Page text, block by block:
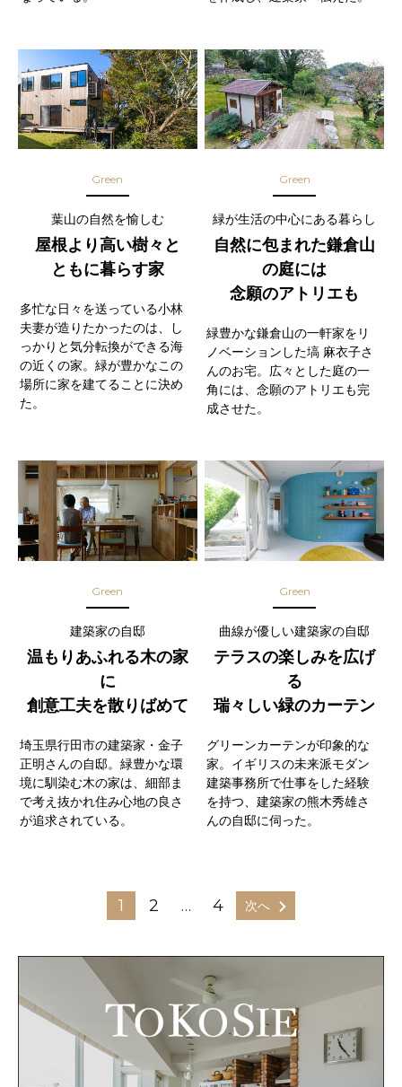
Green
葉山の自然を愉しむ
屋根より高い樹々と
ともに暮らす家
多忙な日々を送っている小林
夫妻が造りたかったのは、し
っかりと気分転換ができる海
の近くの家。緑が豊かなこの
場所に家を建てることに決め
た。
Green
緑が生活の中心にある暮らし
自然に包まれた鎌倉山
の庭には
念願のアトリエも
緑豊かな鎌倉山の一軒家をリ
ノベーションした塙 麻衣子さ
んのお宅。広々とした庭の一
角には、念願のアトリエも完
成させた。
Green
建築家の自邸
温もりあふれる木の家
に
創意工夫を散りばめて
埼玉県行田市の建築家・金子
正明さんの自邸。緑豊かな環
境に馴染む木の家は、細部ま
で考え抜かれ住み心地の良さ
が追求されている。
Green
曲線が優しい建築家の自邸
テラスの楽しみを広げ
る
瑞々しい緑のカーテン
グリーンカーテンが印象的な
家。イギリスの未来派モダン
建築事務所で仕事をした経験
を持つ、建築家の熊木秀雄さ
んの自邸に伺った。
1 2 … 4 次へ